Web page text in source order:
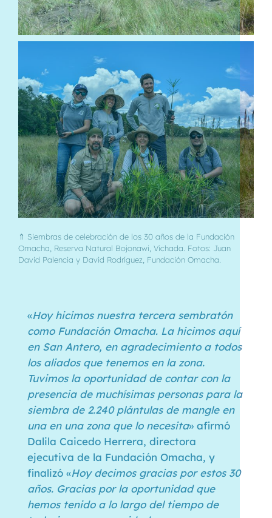
⇑ Siembras de celebración de los 30 años de la Fundación
Omacha, Reserva Natural Bojonawi, Vichada. Fotos: Juan
David Palencia y David Rodríguez, Fundación Omacha.
«Hoy hicimos nuestra tercera sembratón
como Fundación Omacha. La hicimos aquí
en San Antero, en agradecimiento a todos
los aliados que tenemos en la zona.
Tuvimos la oportunidad de contar con la
presencia de muchísimas personas para la
siembra de 2.240 plántulas de mangle en
una en una zona que lo necesita» afirmó
Dalila Caicedo Herrera, directora
ejecutiva de la Fundación Omacha, y
finalizó «Hoy decimos gracias por estos 30
años. Gracias por la oportunidad que
hemos tenido a lo largo del tiempo de